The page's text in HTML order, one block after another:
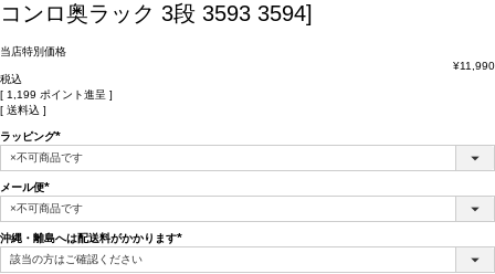
コンロ奥ラック 3段 3593 3594]
当店特別価格
¥11,990
税込
[ 1,199 ポイント進呈 ]
送料込
ラッピング
(必
メール便
(必
須)
沖縄・離島へは配送料がかかります